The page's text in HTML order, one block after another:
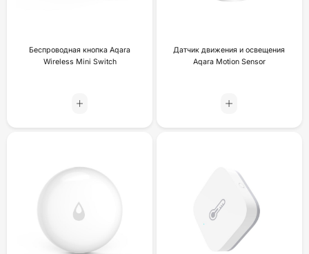
Беспроводная кнопка Aqara
Wireless Mini Switch
Датчик движения и освещения
Aqara Motion Sensor